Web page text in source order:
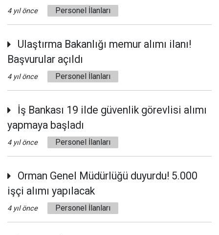
4 yıl önce Personel İlanları
Ulaştırma Bakanlığı memur alımı ilanı!
Başvurular açıldı
4 yıl önce Personel İlanları
İş Bankası 19 ilde güvenlik görevlisi alımı
yapmaya başladı
4 yıl önce Personel İlanları
Orman Genel Müdürlüğü duyurdu! 5.000
işçi alımı yapılacak
4 yıl önce Personel İlanları